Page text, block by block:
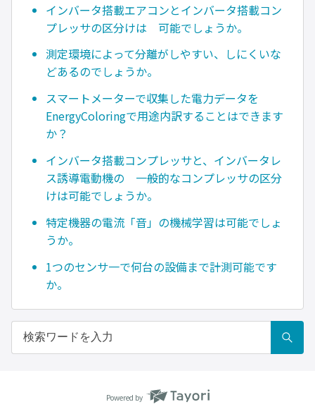
インバータ搭載エアコンとインバータ搭載コン
プレッサの区分けは 可能でしょうか。
測定環境によって分離がしやすい、しにくいな
どあるのでしょうか。
スマートメーターで収集した電力データを
EnergyColoringで用途内訳することはできます
か？
インバータ搭載コンプレッサと、インバータレ
ス誘導電動機の 一般的なコンプレッサの区分
けは可能でしょうか。
特定機器の電流「音」の機械学習は可能でしょ
うか。
1つのセンサ一で何台の設備まで計測可能です
か。
Powered by